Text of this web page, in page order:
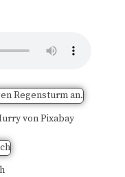
von Pixabay